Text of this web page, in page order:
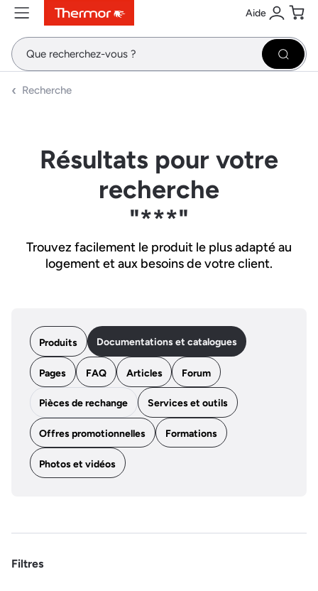
ContenuMenuRecherche Aide
Se
Recherche
Résultats pour votre
recherche
"***"
Trouvez facilement le produit le plus adapté au
logement et aux besoins de votre client.
Produits Documentations et catalogues
Pages FAQ Articles Forum
Pièces de rechange Services et outils
Offres promotionnelles Formations
Photos et vidéos
Filtres